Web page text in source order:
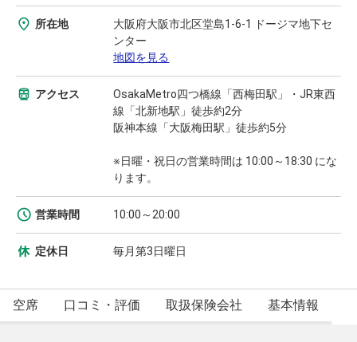
所在地
大阪府大阪市北区堂島1-6-1 ドージマ地下セ
ンター
地図を見る
アクセス
OsakaMetro四つ橋線「西梅田駅」・JR東西
線「北新地駅」徒歩約2分
阪神本線「大阪梅田駅」徒歩約5分
※日曜・祝日の営業時間は 10:00～18:30 にな
ります。
営業時間 10:00～20:00
定休日 毎月第3日曜日
空席 口コミ・評価 取扱保険会社 基本情報